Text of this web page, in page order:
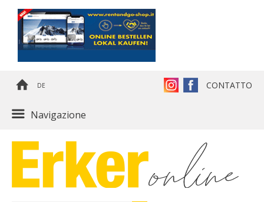
DE CONTATTO
Navigazione